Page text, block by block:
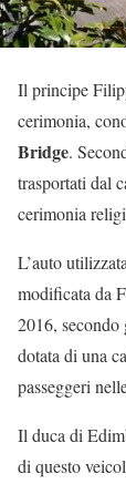
Il principe
cerimonia,
Bridge.
trasportati dal
cerimonia
L’auto
modificata da
2016,
dotata di una
passeggeri
Il duca di
di questo